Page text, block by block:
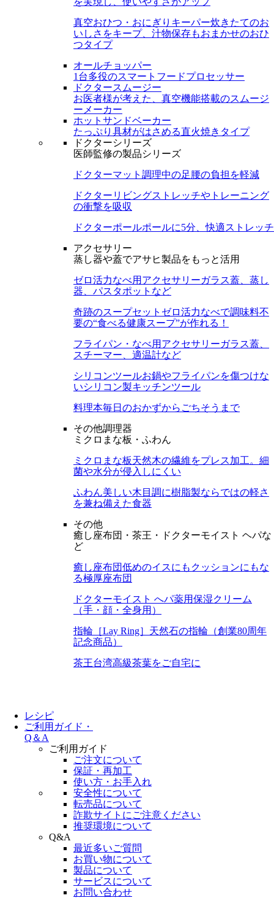
真空おひつ・おにぎりキーパー炊きたてのお
いしさをキープ、汁物保存もおまかせのおひ
つタイプ
オールチョッパー
1台多役のスマートフードプロセッサー
ドクタースムージー
お医者様が考えた、真空機能搭載のスムージ
ーメーカー
ホットサンドベーカー
たっぷり具材がはさめる直火焼きタイプ
ドクターシリーズ
医師監修の製品シリーズ
ドクターマット 調理中の足腰の負担を軽減
ドクターリビングストレッチやトレーニング
の衝撃を吸収
ドクターポールポールに5分、快適ストレッチ
アクセサリー
蒸し器や蓋でアサヒ製品をもっと活用
ゼロ活力なべ用アクセサリーガラス蓋、蒸し
器、パスタポットなど
奇跡のスープセット ゼロ活力なべで調味料不
要の“食べる健康スープ”が作れる！
フライパン・なべ用アクセサリーガラス蓋、
スチーマー、適温計など
シリコンツールお鍋やフライパンを傷つけな
いシリコン製キッチンツール
料理本毎日のおかずからごちそうまで
その他調理器
ミクロまな板・ふわん
ミクロまな板天然木の繊維をプレス加工。細
菌や水分が侵入しにくい
ふわん美しい木目調に樹脂製ならではの軽さ
を兼ね備えた食器
その他
癒し座布団・茶王・ドクターモイスト ヘパな
ど
癒し座布団低めのイスにもクッションにもな
る極厚座布団
ドクターモイスト へパ薬用保湿クリーム
（手・顔・全身用）
指輪［Lay Ring］ 天然石の指輪（創業80周年
記念商品）
茶王台湾高級茶葉をご自宅に
レシピ
ご利用ガイド・
Q＆A
ご利用ガイド
ご注文について
保証・再加工
使い方・お手入れ
安全性について
転売品について
詐欺サイトにご注意ください
推奨環境について
Q&A
最近多いご質問
お買い物について
製品について
サービスについて
お問い合わせ